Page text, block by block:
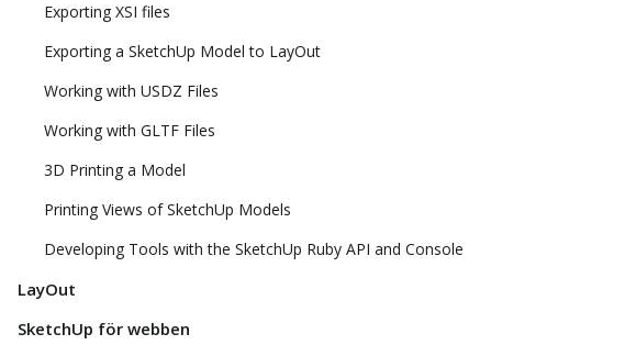
Exporting XSI files
Exporting a SketchUp Model to LayOut
Working with USDZ Files
Working with GLTF Files
3D Printing a Model
Printing Views of SketchUp Models
Developing Tools with the SketchUp Ruby API and Console
LayOut
SketchUp för webben